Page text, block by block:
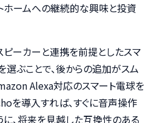
ホームへの継続的な興味と投資
ピーカーと連携を前提としたスマ
選ぶことで、後からの追加がスム
Alexa対応のスマート電球を
を導入すれば、すぐに音声操作
に、将来を見越した互換性のある